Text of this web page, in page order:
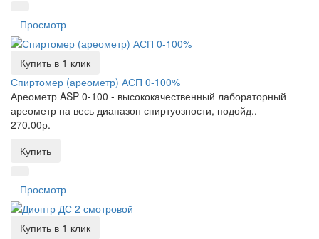
Просмотр
Купить в 1 клик
Спиртомер (ареометр) АСП 0-100%
Ареометр ASP 0-100 - высококачественный лабораторный
ареометр на весь диапазон спиртуозности, подойд..
270.00р.
Купить
Просмотр
Купить в 1 клик